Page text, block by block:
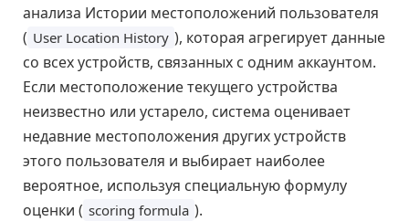
анализа Истории местоположений пользователя
( User Location History ), которая агрегирует данные
со всех устройств, связанных с одним аккаунтом.
Если местоположение текущего устройства
неизвестно или устарело, система оценивает
недавние местоположения других устройств
этого пользователя и выбирает наиболее
вероятное, используя специальную формулу
оценки ( scoring formula ).